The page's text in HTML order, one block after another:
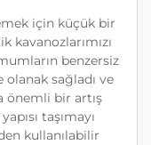
için küçük bir
kavanozlarımızı
benzersiz
sağladı ve
önemli bir artış
taşımayı
kullanılabilir